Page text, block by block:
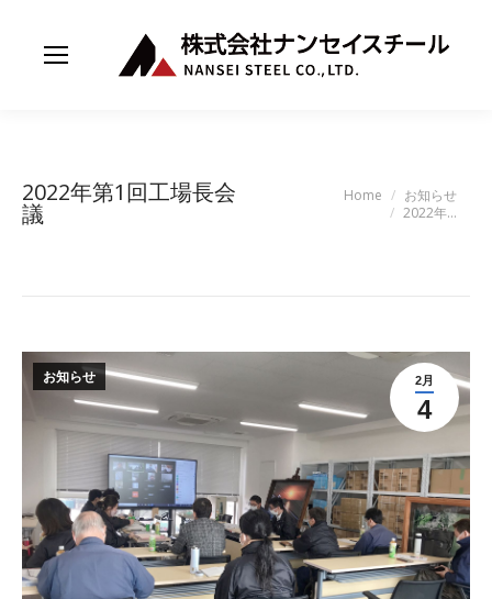
2022年第1回工場長会
議
You are here:Home
お知らせ
2022年…
2月
4
お知らせ